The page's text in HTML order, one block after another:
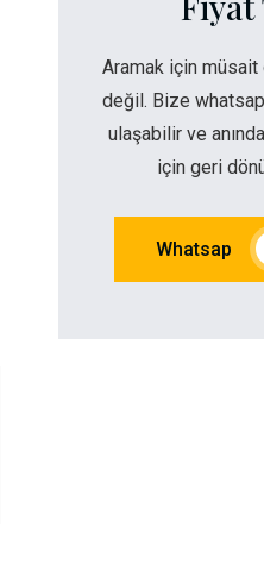
Aramak için
değil. Bize
ulaşabilir ve
için geri
Whatsap